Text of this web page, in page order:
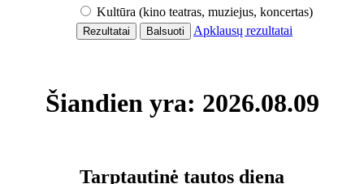
Kultūra (kino teatras, muziejus, koncertas)
Apklausų rezultatai
Šiandien yra: 2026.08.09
Tarptautinė tautos diena